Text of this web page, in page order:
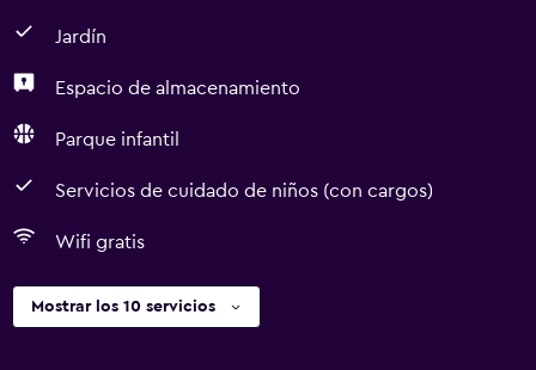
Jardín
Espacio de almacenamiento
Parque infantil
Servicios de cuidado de niños (con cargos)
Wifi gratis
Mostrar los 10 servicios